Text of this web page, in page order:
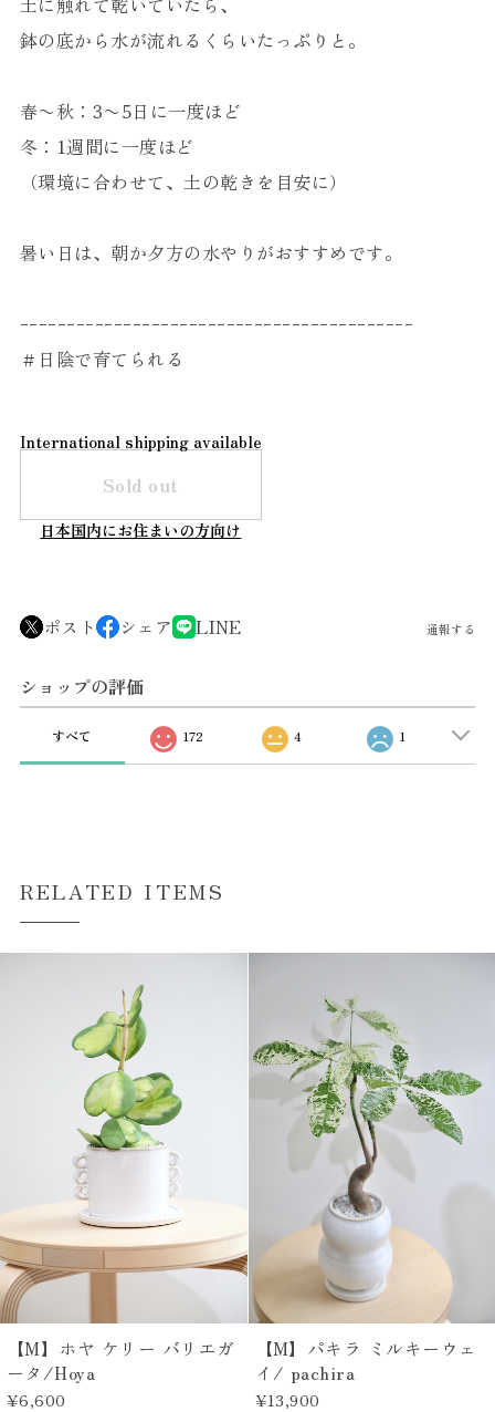
鉢の底から水が流れるくらいたっぷりと。
春〜秋：3〜5日に一度ほど
冬：1週間に一度ほど
（環境に合わせて、土の乾きを目安に）
暑い日は、朝か夕方の水やりがおすすめです。
ｰｰｰｰｰｰｰｰｰｰｰｰｰｰｰｰｰｰｰｰｰｰｰｰｰｰｰｰｰｰｰｰｰｰｰｰｰｰｰｰｰｰ
＃日陰で育てられる
International shipping available
Sold out
日本国内にお住まいの方向け
ポスト シェア LINE 通報する
ショップの評価
すべて 172 4 1
RELATED ITEMS
【M】ホヤ ケリー バリエガ
ータ/Hoya
¥6,600
【M】パキラ ミルキーウェ
イ/ pachira
¥13,900